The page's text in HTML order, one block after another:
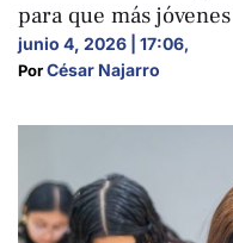
para que más
junio 4, 2026 | 17:06,
Por César Najarro